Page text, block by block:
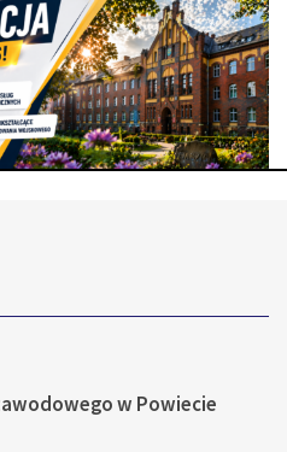
w Powiecie